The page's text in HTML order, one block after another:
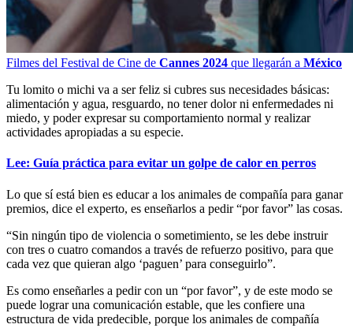
Filmes del Festival de Cine de Cannes 2024 que llegarán a México
Tu lomito o michi va a ser feliz si cubres sus necesidades básicas:
alimentación y agua, resguardo, no tener dolor ni enfermedades ni
miedo, y poder expresar su comportamiento normal y realizar
actividades apropiadas a su especie.
Lee: Guía práctica para evitar un golpe de calor en perros
Lo que sí está bien es educar a los animales de compañía para ganar
premios, dice el experto, es enseñarlos a pedir “por favor” las cosas.
“Sin ningún tipo de violencia o sometimiento, se les debe instruir
con tres o cuatro comandos a través de refuerzo positivo, para que
cada vez que quieran algo ‘paguen’ para conseguirlo”.
Es como enseñarles a pedir con un “por favor”, y de este modo se
puede lograr una comunicación estable, que les confiere una
estructura de vida predecible, porque los animales de compañía